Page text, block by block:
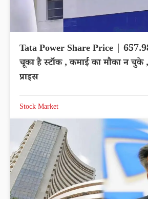
Tata Power Share Price | 657.98
चूका है स्टॉक , कमाई का मौका न चुके ,
प्राइस
Stock Market